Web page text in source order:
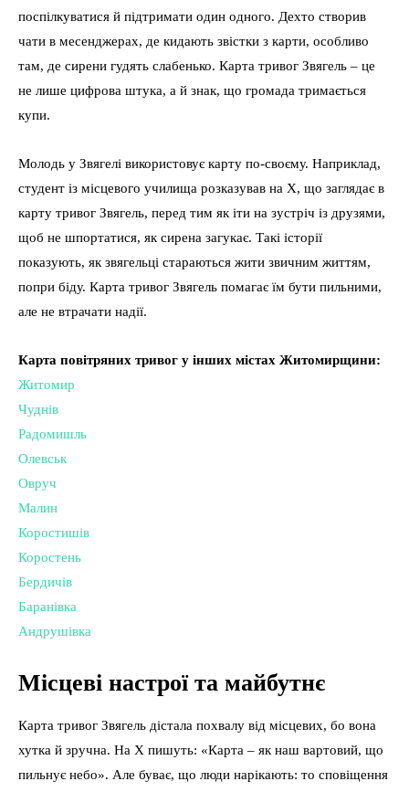
поспілкуватися й підтримати один одного. Дехто створив
чати в месенджерах, де кидають звістки з карти, особливо
там, де сирени гудять слабенько. Карта тривог Звягель – це
не лише цифрова штука, а й знак, що громада тримається
купи.
Молодь у Звягелі використовує карту по-своєму. Наприклад,
студент із місцевого училища розказував на X, що заглядає в
карту тривог Звягель, перед тим як іти на зустріч із друзями,
щоб не шпортатися, як сирена загукає. Такі історії
показують, як звягельці стараються жити звичним життям,
попри біду. Карта тривог Звягель помагає їм бути пильними,
але не втрачати надії.
Карта повітряних тривог у інших містах Житомирщини:
Житомир
Чуднів
Радомишль
Олевськ
Овруч
Малин
Коростишів
Коростень
Бердичів
Баранівка
Андрушівка
Місцеві настрої та майбутнє
Карта тривог Звягель дістала похвалу від місцевих, бо вона
хутка й зручна. На X пишуть: «Карта – як наш вартовий, що
пильнує небо». Але буває, що люди нарікають: то сповіщення